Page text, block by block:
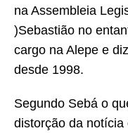
na Assembleia
)Sebastião no
cargo na Alepe e
desde 1998.
Segundo Sebá o
distorção da